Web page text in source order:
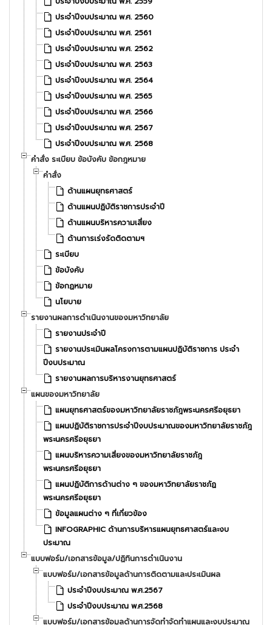
ประจำปีงบประมาณ พ.ศ. 2560
ประจำปีงบประมาณ พ.ศ. 2561
ประจำปีงบประมาณ พ.ศ. 2562
ประจำปีงบประมาณ พ.ศ. 2563
ประจำปีงบประมาณ พ.ศ. 2564
ประจำปีงบประมาณ พ.ศ. 2565
ประจำปีงบประมาณ พ.ศ. 2566
ประจำปีงบประมาณ พ.ศ. 2567
ประจำปีงบประมาณ พ.ศ. 2568
คำสั่ง ระเบียบ ข้อบังคับ ข้อกฎหมาย
คำสั่ง
ด้านแผนยุทธศาสตร์
ด้านแผนปฏิบัติราชการประจำปี
ด้านแผนบริหารความเสี่ยง
ด้านการเร่งรัดติดตามฯ
ระเบียบ
ข้อบังคับ
ข้อกฏหมาย
นโยบาย
รายงานผลการดำเนินงานของมหาวิทยาลัย
รายงานประจำปี
รายงานประเมินผลโครงการตามแผนปฏิบัติราชการ ประจำ
ปีงบประมาณ
รายงานผลการบริหารงานยุทธศาสตร์
แผนของมหาวิทยาลัย
แผนยุทธศาสตร์ของมหาวิทยาลัยราชภัฎพระนครศรีอยุธยา
แผนปฏิบัติราชการประจำปีงบประมาณของมหาวิทยาลัยราชภัฎ
พระนครศรีอยุธยา
แผนบริหารความเสี่ยงของมหาวิทยาลัยราชภัฎ
พระนครศรีอยุธยา
แผนปฏิบัติการด้านต่าง ๆ ของมหาวิทยาลัยราชภัฏ
พระนครศรีอยุธยา
ข้อมูลแผนต่าง ๆ ที่เกี่ยวข้อง
INFOGRAPHIC ด้านการบริหารแผนยุทธศาสตร์และงบ
ประมาณ
แบบฟอร์ม/เอกสารข้อมูล/ปฏิทินการดำเนินงาน
แบบฟอร์ม/เอกสารข้อมูลด้านการติดตามและประเมินผล
ประจำปีงบประมาณ พ.ศ.2567
ประจำปีงบประมาณ พ.ศ.2568
แบบฟอร์ม/เอกสารข้อมูลด้านการจัดทำจัดทำแผนและงบประมาณ